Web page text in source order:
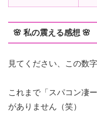
🌸 私の震える感想 🌸
見てください、この数
これまで「スパコン凄
がありません（笑）